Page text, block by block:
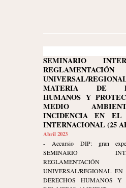
SEMINARIO
REGLAMENTACIÓN
UNIVERSAL/
MATERIA DE
HUMANOS Y
MEDIO
INCIDENCIA EN EL
INTERNACIONAL (25
Abril 2023
- Accursio DIP: gran
SEMINARIO
REGLAMENTACIÓN
UNIVERSAL/REGIONAL
DERECHOS HUMANOS Y